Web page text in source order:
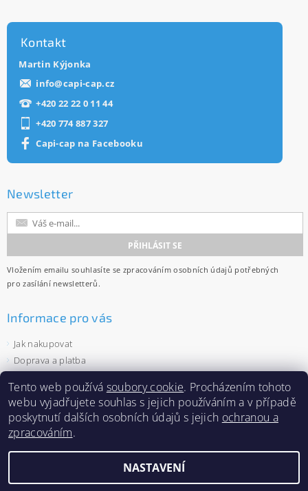
Kontakt
Martin Kýjonka
info@capi-cap.cz
+420 22 22 0 11 44
+420 774 887 327
Capi-cap na Facebooku
Newsletter
Vložením emailu souhlasíte se zpracováním osobních údajů potřebných
pro zasílání newsletterů.
Informace pro vás
Jak nakupovat
Doprava a platba
Ochrana osobních údajů
Velkoobchod
Zásady používání souborů cookies
2026 ©Capi-cap.cz, všechna práva vyhrazena
Tento web používá soubory cookie. Procházením tohoto
webu vyjadřujete souhlas s jejich používáním a v případě
poskytnutí dalších osobních údajů s jejich ochranou a
zpracováním.
NASTAVENÍ